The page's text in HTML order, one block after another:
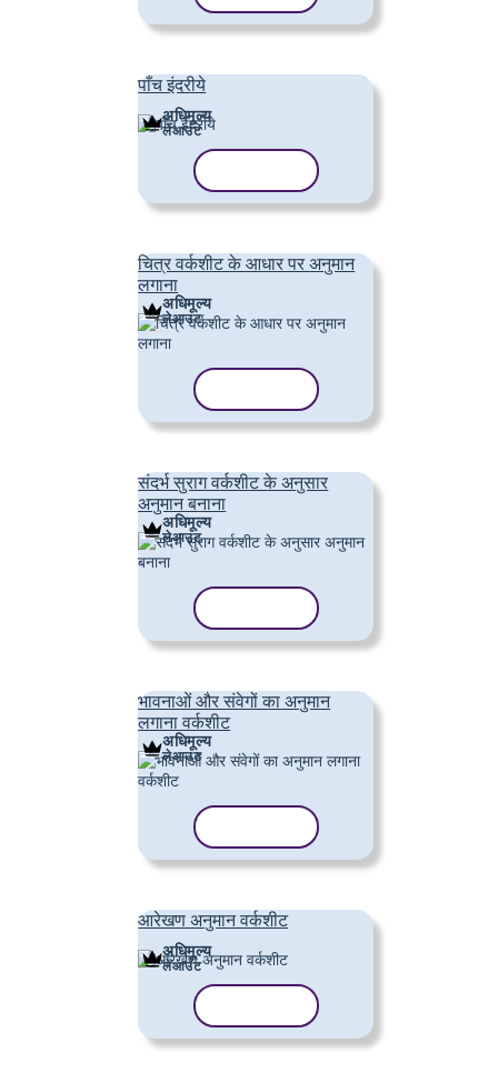
पाँच इंदरीये
अधिमूल्य
लेआउट
चित्र वर्कशीट के आधार पर अनुमान
लगाना
अधिमूल्य
लेआउट
संदर्भ सुराग वर्कशीट के अनुसार
अनुमान बनाना
अधिमूल्य
लेआउट
भावनाओं और संवेगों का अनुमान
लगाना वर्कशीट
अधिमूल्य
लेआउट
आरेखण अनुमान वर्कशीट
अधिमूल्य
लेआउट